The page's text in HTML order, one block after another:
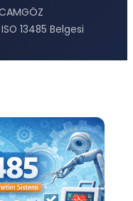
ISO 13485 Belgesi